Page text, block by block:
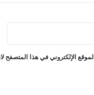
الإلكتروني في هذا المتصفح